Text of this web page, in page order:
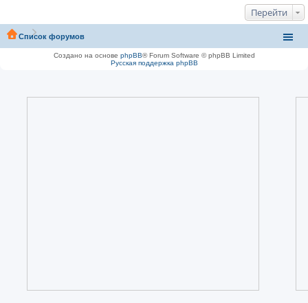
Перейти
Список форумов
Создано на основе phpBB® Forum Software © phpBB Limited
Русская поддержка phpBB